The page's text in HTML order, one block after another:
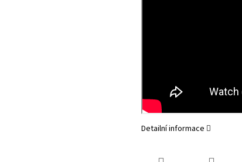
Detailní informace